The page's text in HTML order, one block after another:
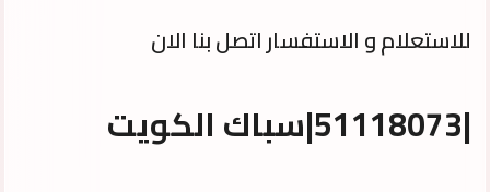
للاستعلام و الاستفسار اتصل بنا الان
|51118073|سباك الكويت